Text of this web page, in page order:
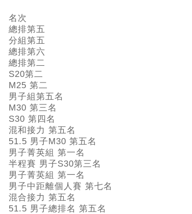
名次
總排第五
分組第五
總排第六
總排第二
S20第二
M25 第二
男子組第五名
M30 第三名
S30 第四名
混和接力 第五名
51.5 男子M30 第五名
男子菁英組 第一名
半程賽 男子S30第三名
男子菁英組 第一名
男子中距離個人賽 第七名
混合接力 第五名
51.5 男子總排名 第五名